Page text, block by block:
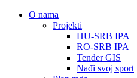
О nama
Projekti
HU-SRB IPA
RO-SRB IPA
Tender GIS
Nađi svoj sport